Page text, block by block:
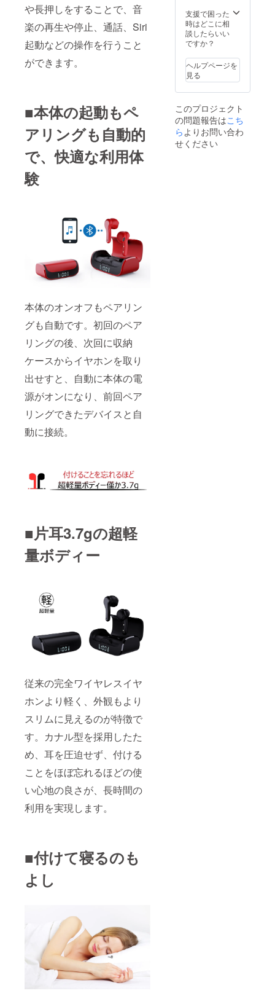
や長押しをすることで、音
楽の再生や停止、通話、Siri
起動などの操作を行うこと
ができます。
■本体の起動もペ
アリングも自動的
で、快適な利用体
験
本体のオンオフもペアリン
グも自動です。初回のペア
リングの後、次回に収納
ケースからイヤホンを取り
出せすと、自動に本体の電
源がオンになり、前回ペア
リングできたデバイスと自
動に接続。
■片耳3.7gの超軽
量ボディー
従来の完全ワイヤレスイヤ
ホンより軽く、外観もより
スリムに見えるのが特徴で
す。カナル型を採用したた
め、耳を圧迫せず、付ける
ことをほぼ忘れるほどの使
い心地の良さが、長時間の
利用を実現します。
■付けて寝るのも
よし
ご支援
により
量産効
率が向
場合、
正規販
売価格
が販売
格より
下がる
可能性
もござ
いま
支援で困った
時はどこに相
談したらいい
ですか？
ヘルプページを
見る
このプロジェクト
の問題報告はこち
らよりお問い合わ
せください